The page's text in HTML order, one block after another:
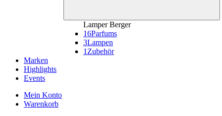
Lamper Berger
16Parfums
3Lampen
1 Zubehör
Marken
Highlights
Events
Mein Konto
Warenkorb